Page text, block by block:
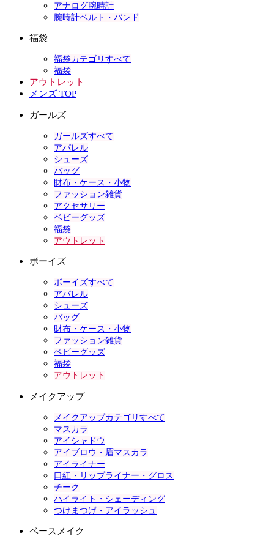
アナログ腕時計
腕時計ベルト・バンド
福袋
福袋カテゴリすべて
福袋
アウトレット
メンズ TOP
ガールズ
ガールズすべて
アパレル
シューズ
バッグ
財布・ケース・小物
ファッション雑貨
アクセサリー
ベビーグッズ
福袋
アウトレット
ボーイズ
ボーイズすべて
アパレル
シューズ
バッグ
財布・ケース・小物
ファッション雑貨
ベビーグッズ
福袋
アウトレット
メイクアップ
メイクアップカテゴリすべて
マスカラ
アイシャドウ
アイブロウ・眉マスカラ
アイライナー
口紅・リップライナー・グロス
チーク
ハイライト・シェーディング
つけまつげ・アイラッシュ
ベースメイク